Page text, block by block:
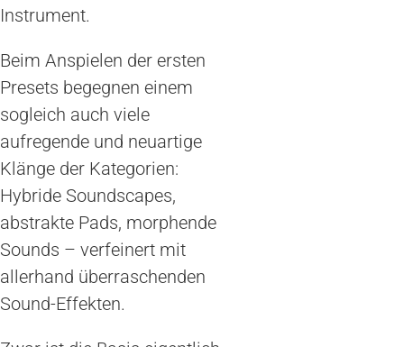
Instrument.
Beim Anspielen der ersten
Presets begegnen einem
sogleich auch viele
aufregende und neuartige
Klänge der Kategorien:
Hybride Soundscapes,
abstrakte Pads, morphende
Sounds – verfeinert mit
allerhand überraschenden
Sound-Effekten.